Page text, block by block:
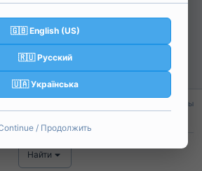
GoVegas
No Grade
18 Май 2026
Пятница в 11:39
Баллы
Найти
🇬🇧 English (US)
🇷🇺 Русский
🇺🇦 Українська
/ Продолжить